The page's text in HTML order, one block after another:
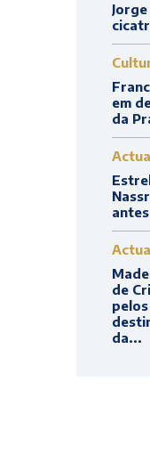
em
da
de
da...